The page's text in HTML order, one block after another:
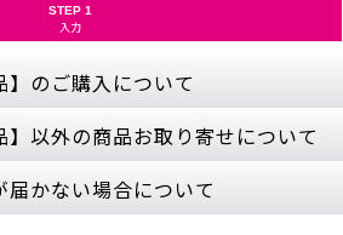
STEP 1
入力
】のご購入について
プ掲載商品】のご注文は承っておりません。
に入れ、ご購入手続きを完了させてくださ
が押せない商品につきましては、誠に申
】以外の商品お取り寄せについて
ない商品でも、お取り寄せ可能な商品もご
公式サイトをご参照いただき、商品名・
庫状況次第となるため、お問い合わせを
かない場合について
数日経っても当店からの連絡が無い場合